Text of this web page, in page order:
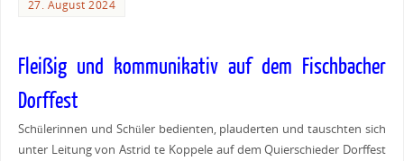
27. August 2024
Fleißig und kommunikativ auf dem Fischbacher
Dorffest
Schülerinnen und Schüler bedienten, plauderten und tauschten sich
unter Leitung von Astrid te Koppele auf dem Quierschieder Dorffest